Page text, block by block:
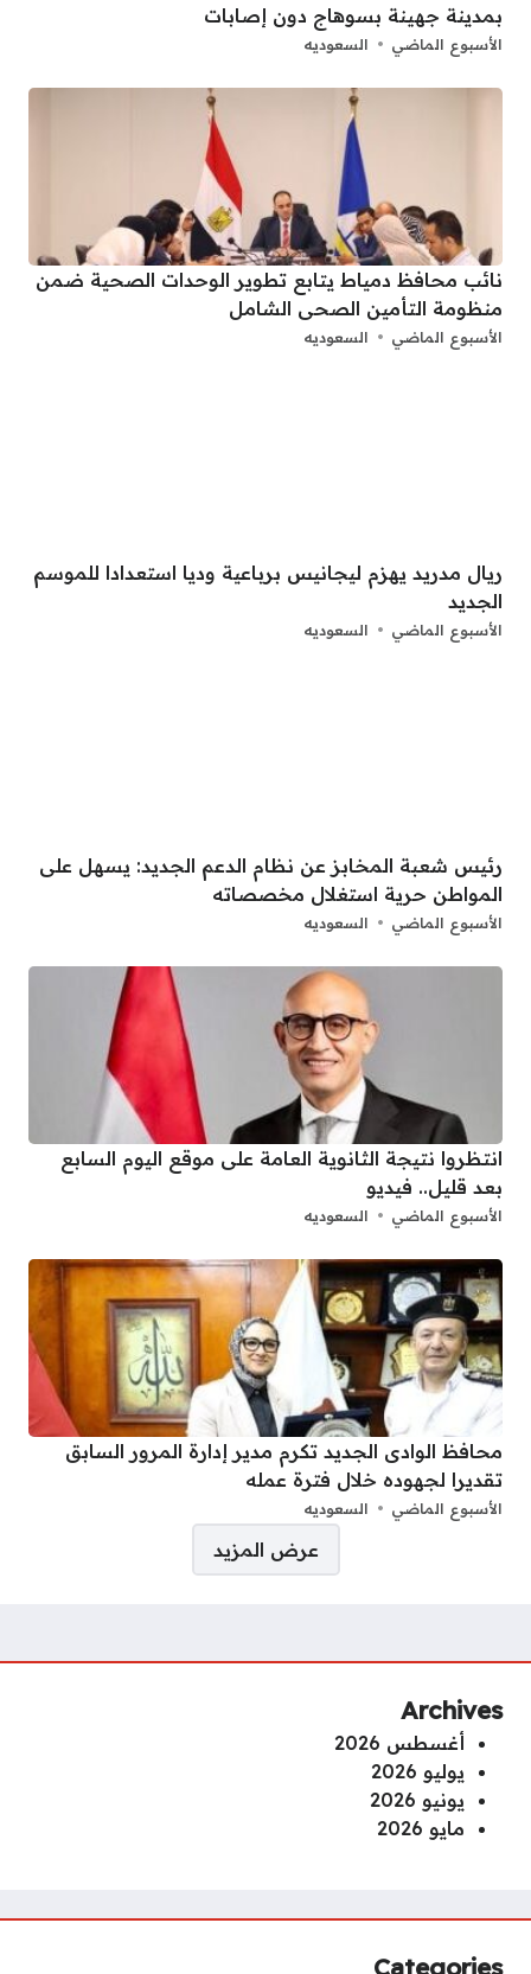
بمدينة جهينة بسوهاج دون إصابات
الأسبوع الماضي السعوديه
نائب محافظ دمياط يتابع تطوير الوحدات الصحية ضمن
منظومة التأمين الصحى الشامل
الأسبوع الماضي السعوديه
ريال مدريد يهزم ليجانيس برباعية وديا استعدادا للموسم
الجديد
الأسبوع الماضي السعوديه
رئيس شعبة المخابز عن نظام الدعم الجديد: يسهل على
المواطن حرية استغلال مخصصاته
الأسبوع الماضي السعوديه
انتظروا نتيجة الثانوية العامة على موقع اليوم السابع
بعد قليل.. فيديو
الأسبوع الماضي السعوديه
محافظ الوادى الجديد تكرم مدير إدارة المرور السابق
تقديرا لجهوده خلال فترة عمله
الأسبوع الماضي السعوديه
عرض المزيد
Archives
أغسطس 2026
يوليو 2026
يونيو 2026
مايو 2026
Categories